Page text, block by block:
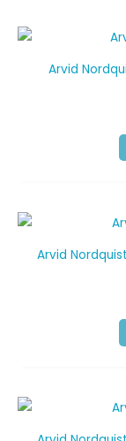
Arvid
Arvid